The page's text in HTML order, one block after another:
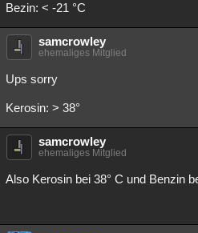
Bezin: < -21 °C
samcrowley
ehemaliges Mitglied
Ups sorry
Kerosin: > 38°
samcrowley
ehemaliges Mitglied
Also Kerosin bei 38° C und Benzin